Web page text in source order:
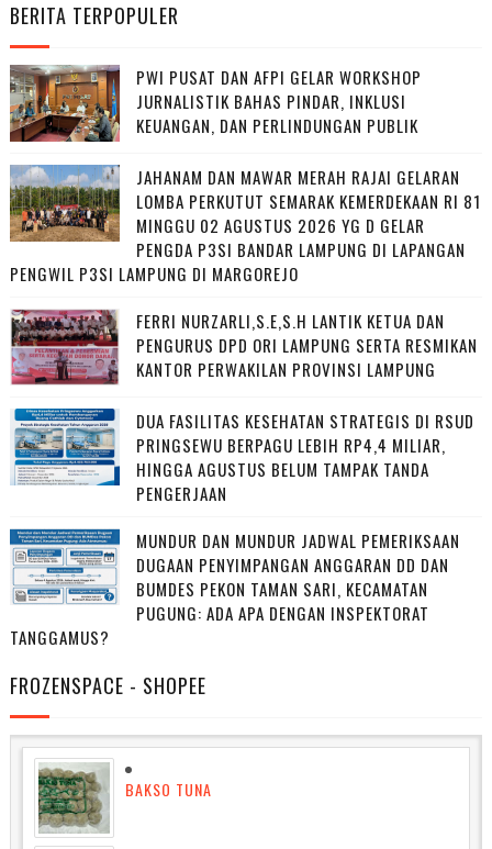
BERITA TERPOPULER
PWI PUSAT DAN AFPI GELAR WORKSHOP
JURNALISTIK BAHAS PINDAR, INKLUSI
KEUANGAN, DAN PERLINDUNGAN PUBLIK
JAHANAM DAN MAWAR MERAH RAJAI GELARAN
LOMBA PERKUTUT SEMARAK KEMERDEKAAN RI 81
MINGGU 02 AGUSTUS 2026 YG D GELAR
PENGDA P3SI BANDAR LAMPUNG DI LAPANGAN
PENGWIL P3SI LAMPUNG DI MARGOREJO
FERRI NURZARLI,S.E,S.H LANTIK KETUA DAN
PENGURUS DPD ORI LAMPUNG SERTA RESMIKAN
KANTOR PERWAKILAN PROVINSI LAMPUNG
DUA FASILITAS KESEHATAN STRATEGIS DI RSUD
PRINGSEWU BERPAGU LEBIH RP4,4 MILIAR,
HINGGA AGUSTUS BELUM TAMPAK TANDA
PENGERJAAN
MUNDUR DAN MUNDUR JADWAL PEMERIKSAAN
DUGAAN PENYIMPANGAN ANGGARAN DD DAN
BUMDES PEKON TAMAN SARI, KECAMATAN
PUGUNG: ADA APA DENGAN INSPEKTORAT
TANGGAMUS?
FROZENSPACE - SHOPEE
BAKSO TUNA